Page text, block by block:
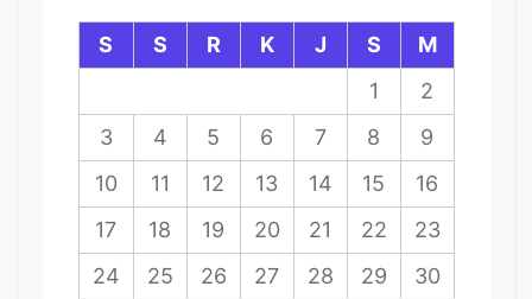
S S R K J S
M
1
2
3
4 5 6 7 8
9
10
11 12 13 14 15
16
17
18 19 20 21 22
23
24
25 26 27 28 29
30